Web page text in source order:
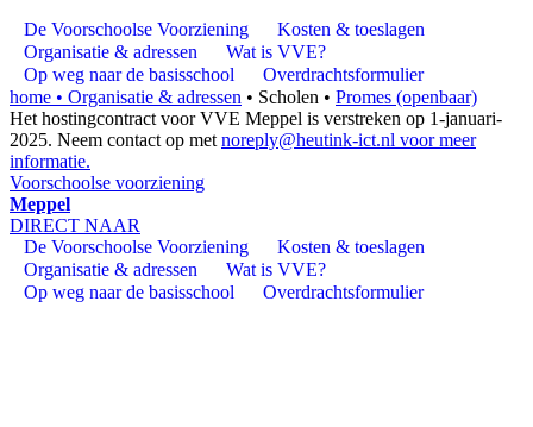
De Voorschoolse Voorziening
Kosten & toeslagen
Organisatie & adressen
Wat is VVE?
Op weg naar de basisschool
Overdrachtsformulier
home • Organisatie & adressen • Scholen • Promes (openbaar)
Het hostingcontract voor VVE Meppel is verstreken op 1-januari-
2025. Neem contact op met noreply@heutink-ict.nl voor meer
informatie.
Voorschoolse voorziening
Meppel
DIRECT NAAR
De Voorschoolse Voorziening
Kosten & toeslagen
Organisatie & adressen
Wat is VVE?
Op weg naar de basisschool
Overdrachtsformulier